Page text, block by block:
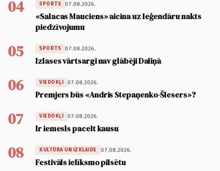
04 SPORTS 07.08.2026.
«Salacas Mauciens» aicina uz leģendāru nakts
piedzīvojumu
05 SPORTS 07.08.2026.
Izlases vārtsargi nav glābēji Daliņā
06 VIEDOKĻI 07.08.2026.
Premjers būs «Andris Stepaņenko-Šlesers»?
07 VIEDOKĻI 07.08.2026.
Ir iemesls pacelt kausu
08 KULTŪRA UN IZKLAIDE 07.08.2026.
Festivāls ielīksmo pilsētu